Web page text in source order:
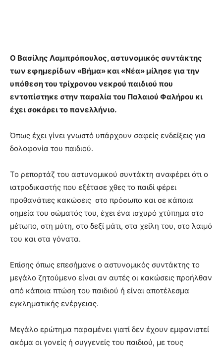
Ο Βασίλης Λαμπρόπουλος, αστυνομικός συντάκτης
των εφημερίδων «Βήμα» και «Νέα» μίλησε για την
υπόθεση του τρίχρονου νεκρού παιδιού που
εντοπίστηκε στην παραλία του Παλαιού Φαλήρου κι
έχει σοκάρει το πανελλήνιο.
Όπως έχει γίνει γνωστό υπάρχουν σαφείς ενδείξεις για
δολοφονία του παιδιού.
Το ρεπορτάζ του αστυνομικού συντάκτη αναφέρει ότι ο
ιατροδικαστής που εξέτασε χθες το παιδί φέρει
προθανάτιες κακώσεις στο πρόσωπο και σε κάποια
σημεία του σώματός του, έχει ένα ισχυρό χτύπημα στο
μέτωπο, στη μύτη, στο δεξί μάτι, στα χείλη του, στο λαιμό
του και στα γόνατα.
Επίσης όπως επεσήμανε ο αστυνομικός συντάκτης το
μεγάλο ζητούμενο είναι αν αυτές οι κακώσεις προήλθαν
από κάποια πτώση του παιδιού ή είναι αποτέλεσμα
εγκληματικής ενέργειας.
Μεγάλο ερώτημα παραμένει γιατί δεν έχουν εμφανιστεί
ακόμα οι γονείς ή συγγενείς του παιδιού, με τους